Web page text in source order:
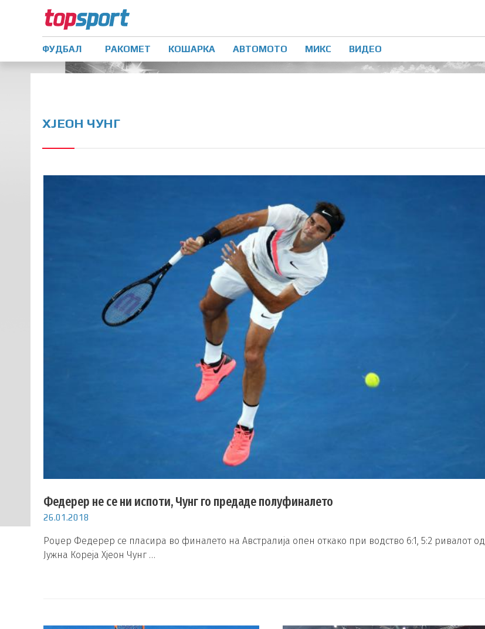
ФУДБАЛ РАКОМЕТ КОШАРКА АВТОМОТО МИКС ВИДЕО
ХЈЕОН ЧУНГ
Федерер не се ни испоти, Чунг го предаде полуфиналето
26.01.2018
Роџер Федерер се пласира во финалето на Австралија опен откако при водство 6:1, 5:2 ривалот од
Јужна Кореја Хјеон Чунг …